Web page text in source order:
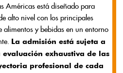
Américas está diseñado para
alto nivel con los principales
alimentos y bebidas en un entorno
La admisión está sujeta a
exhaustiva de las
profesional de cada